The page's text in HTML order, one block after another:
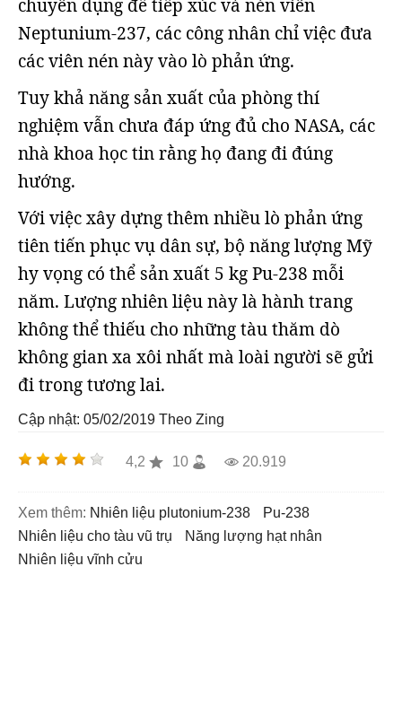
chuyên dụng để tiếp xúc và nén viên
Neptunium-237, các công nhân chỉ việc đưa
các viên nén này vào lò phản ứng.
Tuy khả năng sản xuất của phòng thí
nghiệm vẫn chưa đáp ứng đủ cho NASA, các
nhà khoa học tin rằng họ đang đi đúng
hướng.
Với việc xây dựng thêm nhiều lò phản ứng
tiên tiến phục vụ dân sự, bộ năng lượng Mỹ
hy vọng có thể sản xuất 5 kg Pu-238 mỗi
năm. Lượng nhiên liệu này là hành trang
không thể thiếu cho những tàu thăm dò
không gian xa xôi nhất mà loài người sẽ gửi
đi trong tương lai.
Cập nhật: 05/02/2019 Theo Zing
4,2 10 20.919
Xem thêm: nhiên liệu plutonium-238
Pu-238
nhiên liệu cho tàu vũ trụ
năng lượng hạt nhân
nhiên liệu vĩnh cửu